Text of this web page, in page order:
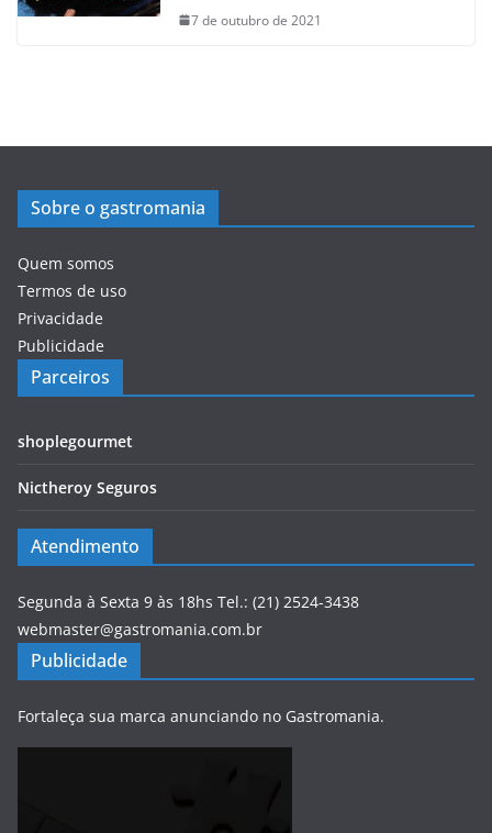
7 de outubro de 2021
Sobre o gastromania
Quem somos
Termos de uso
Privacidade
Publicidade
Parceiros
shoplegourmet
Nictheroy Seguros
Atendimento
Segunda à Sexta 9 às 18hs Tel.: (21) 2524-3438
webmaster@gastromania.com.br
Publicidade
Fortaleça sua marca anunciando no Gastromania.